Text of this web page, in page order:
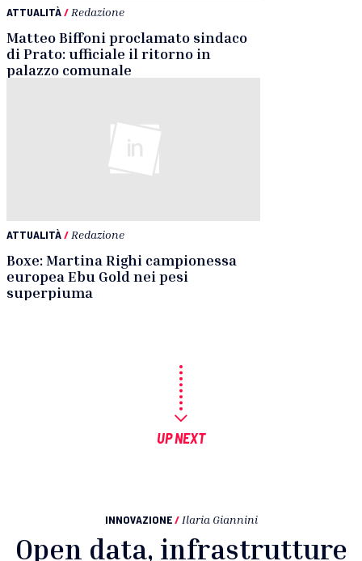
ATTUALITÀ/ Redazione
Matteo Biffoni proclamato sindaco
di Prato: ufficiale il ritorno in
palazzo comunale
ATTUALITÀ/ Redazione
Boxe: Martina Righi campionessa
europea Ebu Gold nei pesi
superpiuma
UP NEXT
INNOVAZIONE / Ilaria Giannini
Open data, infrastrutture